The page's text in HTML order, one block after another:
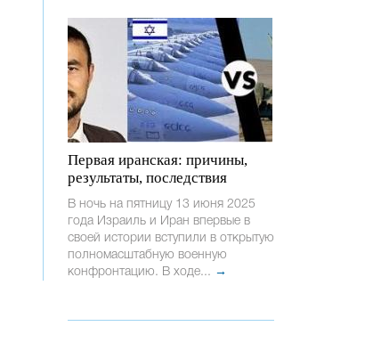
Первая иранская: причины,
результаты, последствия
В ночь на пятницу 13 июня 2025
года Израиль и Иран впервые в
своей истории вступили в открытую
полномасштабную военную
конфронтацию. В ходе... →